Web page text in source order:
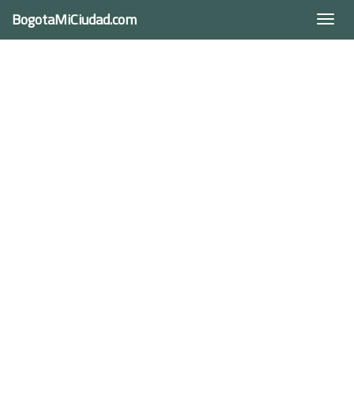
BogotaMiCiudad.com